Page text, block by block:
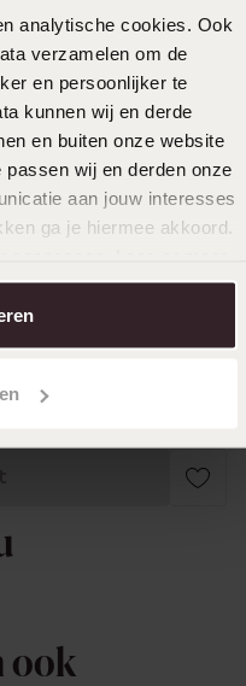
analytische cookies. Ook
verzamelen om de
en persoonlijker te
kunnen wij en derde
en buiten onze website
wij en derden onze
aan jouw interesses
ga je hiermee akkoord.
ook